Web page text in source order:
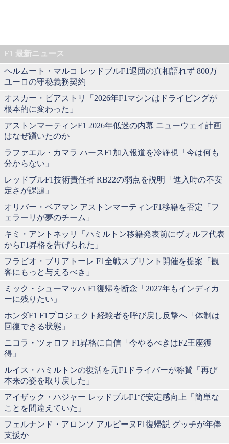
F1 最新ニュース
ヘルムート・マルコ レッドブルF1退団の真相語れず 800万
ユーロの守秘義務契約
オスカー・ピアストリ「2026年F1マシンはドライビングが
根本的に変わった」
アストンマーティンF1 2026年低迷の内幕 ニューウェイ計画
はなぜ躓いたのか
ラファエル・カマラ ハースF1加入報道を冷静視「今は何も
分からない」
レッドブルF1技術責任者 RB22の弱点を説明「進入時の不安
定さが課題」
オリバー・ベアマン アストンマーティンF1移籍を否定「フ
ェラーリが夢のチーム」
キミ・アントネッリ「ハミルトン移籍発表前にヴォルフ代表
からF1昇格を告げられた」
フラビオ・ブリアトーレ F1全戦スプリント開催を提案「観
客にもっと与えるべき」
ミック・シューマッハ F1復帰を断念「2027年もインディカ
ーに残りたい」
ホンダF1 F1プロジェクト経験者を呼び戻し反撃へ「体制は
回復できる状態」
ニコラ・ツォロフ F1昇格に自信「今やるべきはF2王座獲
得」
ルイス・ハミルトンの復活を元F1ドライバーが称賛「再び
本来の姿を取り戻した」
アイザック・ハジャー レッドブルF1で安定感向上「簡単な
ことを間違えていた」
フェルナンド・アロンソ アルピーヌF1復帰説 グッチが年俸
支援か